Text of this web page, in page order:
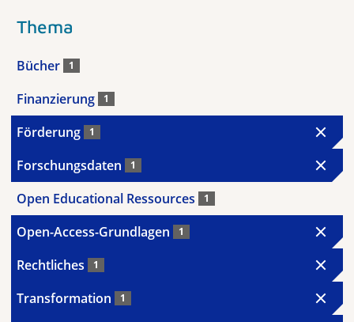
Thema
Bücher 1
Finanzierung 1
Förderung 1
Forschungsdaten 1
Open Educational Ressources 1
Open-Access-Grundlagen 1
Rechtliches 1
Transformation 1